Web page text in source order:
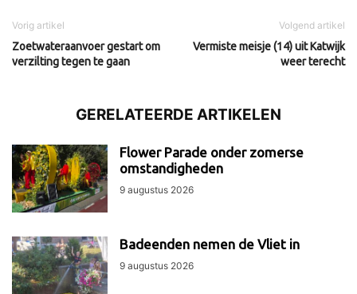
Vorig artikel
Zoetwateraanvoer gestart om
verzilting tegen te gaan
Volgend artikel
Vermiste meisje (14) uit Katwijk
weer terecht
GERELATEERDE ARTIKELEN
Flower Parade onder zomerse
omstandigheden
9 augustus 2026
Badeenden nemen de Vliet in
9 augustus 2026